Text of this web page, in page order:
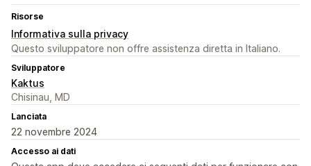
Risorse
Informativa sulla privacy
Questo sviluppatore non offre assistenza diretta in Italiano.
Sviluppatore
Kaktus
Chisinau, MD
Lanciata
22 novembre 2024
Accesso ai dati